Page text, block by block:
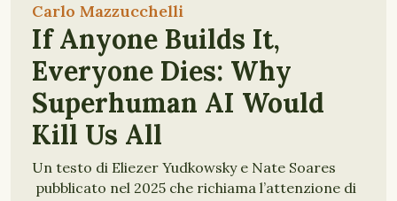
Carlo Mazzucchelli
If Anyone Builds It,
Everyone Dies: Why
Superhuman AI Would
Kill Us All
Un testo di Eliezer Yudkowsky e Nate Soares
pubblicato nel 2025 che richiama l’attenzione di